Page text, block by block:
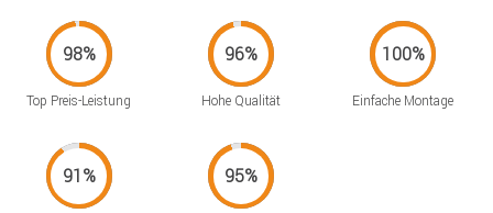
Top Preis-Leistung Hohe Qualität Einfache Montage